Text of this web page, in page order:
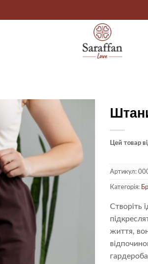
Цей товар
Артикул:
Категорія:
Створіть
життя,